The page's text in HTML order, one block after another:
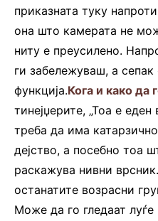
приказната туку
она што камерата не
ниту е преусилено.
ги забележуваш, а сепак
функција.Кога и како да
тинејџерите, „Тоа е
треба да има
дејство, а посебно тоа
раскажува нивни
останатите возрасни
Може да го гледаат